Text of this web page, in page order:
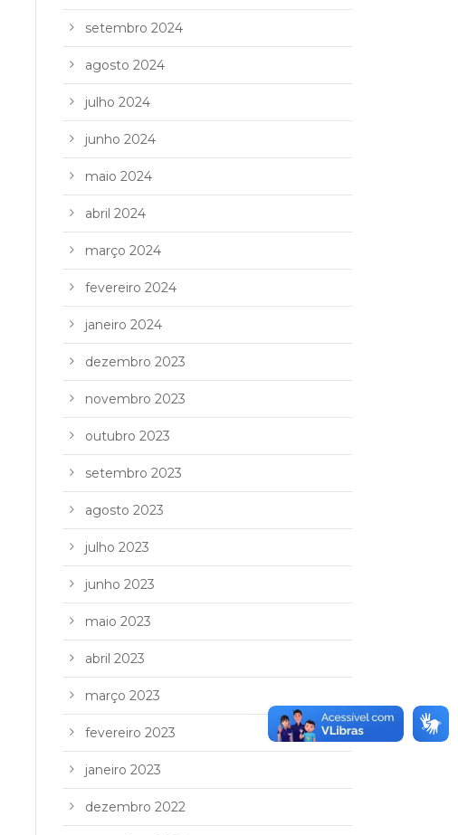
setembro 2024
agosto 2024
julho 2024
junho 2024
maio 2024
abril 2024
março 2024
fevereiro 2024
janeiro 2024
dezembro 2023
novembro 2023
outubro 2023
setembro 2023
agosto 2023
julho 2023
junho 2023
maio 2023
abril 2023
março 2023
fevereiro 2023
janeiro 2023
dezembro 2022